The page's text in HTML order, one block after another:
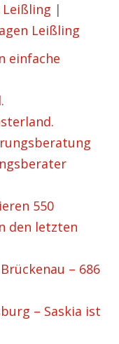
Leißling |
Leißling
einfache
550
den letzten
– 686
– Saskia ist